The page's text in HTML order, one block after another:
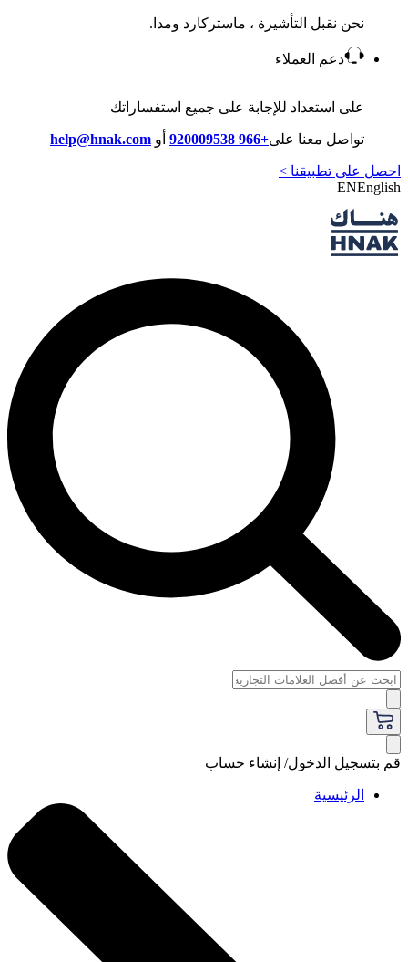
نحن نقبل التأشيرة ، ماستركارد ومدا.
دعم العملاء
على استعداد للإجابة على جميع استفساراتك
تواصل معنا على+966 920009538 أو help@hnak.com
احصل على تطبيقنا >
ENEnglish
قم بتسجيل الدخول/ إنشاء حساب
الرئيسية